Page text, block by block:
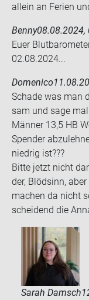
al­lein an Fe­ri­en
Benny08.08.2024,
Euer
02.08.2024...
Domenico
Scha­de was man
sam und sage
Män­ner 13,5 HB
Spen­der
nied­rig ist???
Bitte jetzt nicht
der, Blöd­sinn,
ma­chen da nicht
schei­dend die
Sarah Damsch